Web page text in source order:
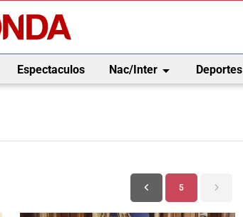
Espectaculos Nac/Interarrow_drop_down Deportes
5